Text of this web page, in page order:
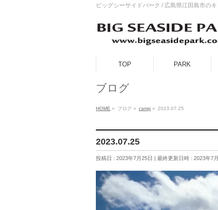
ビッグシーサイドパーク / 広島県江田島市の
TOP PARK
ブログ
HOME » ブログ » camp » 2023.07.25
2023.07.25
投稿日 : 2023年7月25日 最終更新日時 : 2023年7